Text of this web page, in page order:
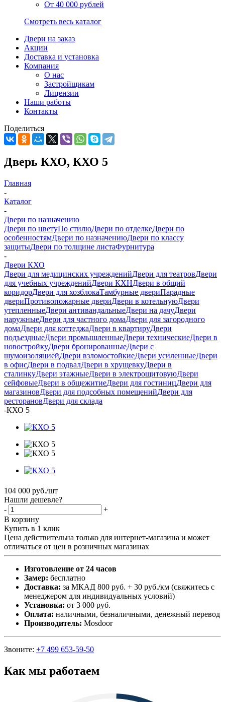
От 40 000 рублей
Смотреть весь каталог
Двери на заказ
Акции
Доставка и установка
Компания
О нас
Застройщикам
Лицензии
Наши работы
Контакты
Поделиться
Дверь КХО, КХО 5
Главная
-
Каталог
-
Двери по назначению
Двери по цветуПо стилюДвери по отделкеДвери по
особенностямДвери по назначениюДвери по классу
защитыДвери по толщине листаФурнитура
-
Двери КХО
Двери для медицинских учрежденийДвери для театровДвери
для учебных учрежденийДвери КХНДвери в общий
коридорДвери для хозблокаТамбурные двериПарадные
двериПротивопожарные двериДвери в котельнуюДвери
утепленныеДвери антивандальныеДвери на дачуДвери
наружныеДвери для частного домаДвери для загородного
домаДвери для коттеджаДвери в квартируДвери
подъездныеДвери промышленныеДвери техническиеДвери в
новостройкуДвери бронированныеДвери с
шумоизоляциейДвери взломостойкиеДвери усиленныеДвери
в офисДвери в подвалДвери в хрущевкуДвери в
сталинкуДвери этажныеДвери в электрощитовуюДвери
сейфовыеДвери в общежитиеДвери для гостиницДвери для
магазиновДвери для подсобных помещенийДвери для
ресторановДвери для склада
-КХО 5
104 000 руб./шт
Нашли дешевле?
-
+
В корзину
Купить в 1 клик
Цена действительна только для интернет-магазина и может
отличаться от цен в розничных магазинах
Изготовление от 24 часов
Замер: бесплатно
Доставка: за МКАД 800 руб. + 30 руб./км (свяжитесь с
менеджером для индивидуальных условий)
Установка: от 3 000 руб.
Оплата: наличными, безналичными, денежный перевод
Производитель: Mosdoor
Звоните: +7 499 653-59-50
Как мы работаем